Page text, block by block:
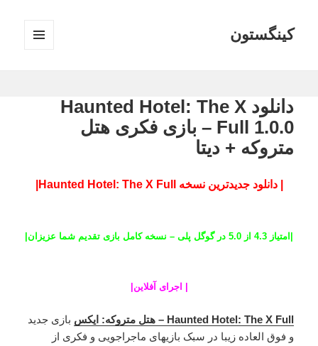
کینگستون
دانلود Haunted Hotel: The X
Full 1.0.0 – بازی فکری هتل
متروکه + دیتا
| دانلود جدیدترین نسخه Haunted Hotel: The X Full|
امتیاز 4.3 از 5.0 در گوگل پلی – نسخه کامل بازی تقدیم شما عزیزان
اجرای آفلاین
Haunted Hotel: The X Full – هتل متروکه: ایکس
بازی جدید
و فوق العاده زیبا در سبک بازیهای ماجراجویی و فکری از